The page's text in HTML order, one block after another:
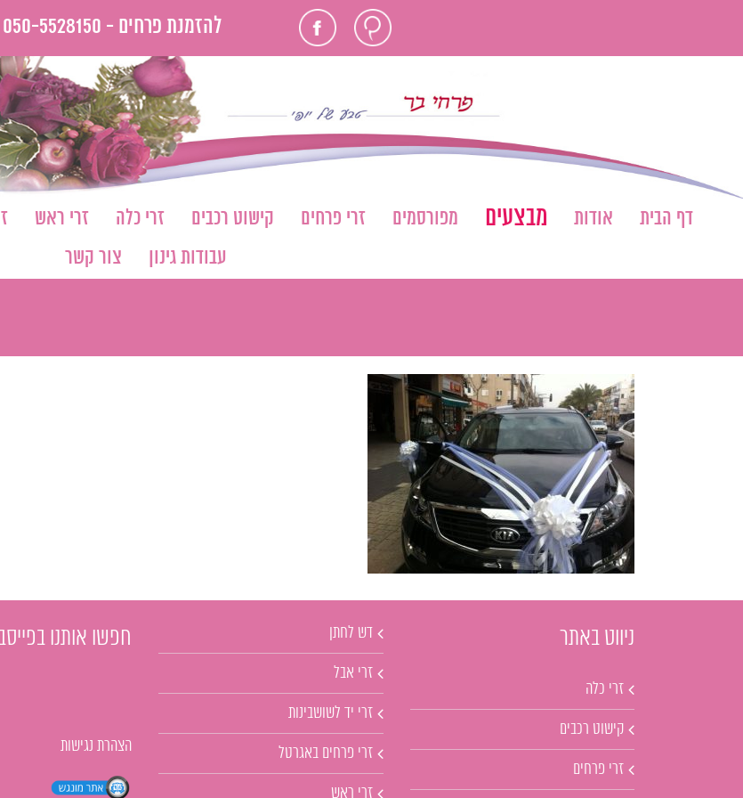
חוות
דעת
פייסבוק להזמנת פרחים - 050-5528150 |
דף הבית אודות מבצעים מפורסמים זרי פרחים קישוט רכבים זרי כלה זרי ראש
עבודות גינון
צור קשר
ניווט באתר
זרי כלה
קישוט רכבים
זרי פרחים
דש לחתן
זרי אבל
זרי יד לשושבינות
זרי פרחים באגרטל
זרי ראש
חפשו אותנו
הצהרת נגישות